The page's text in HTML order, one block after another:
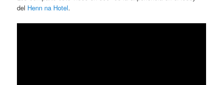
del Henn na Hotel.